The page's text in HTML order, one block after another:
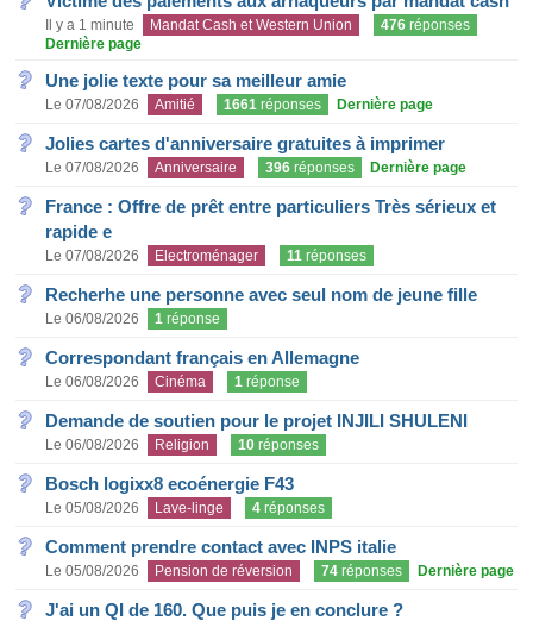
Il y a 1 minute Mandat Cash et Western Union 476 réponses
Dernière page
Une jolie texte pour sa meilleur amie
Le 07/08/2026 Amitié 1661 réponses Dernière page
Jolies cartes d'anniversaire gratuites à imprimer
Le 07/08/2026 Anniversaire 396 réponses Dernière page
France : Offre de prêt entre particuliers Très sérieux et
rapide e
Le 07/08/2026 Electroménager 11 réponses
Recherhe une personne avec seul nom de jeune fille
Le 06/08/2026 1 réponse
Correspondant français en Allemagne
Le 06/08/2026 Cinéma 1 réponse
Demande de soutien pour le projet INJILI SHULENI
Le 06/08/2026 Religion 10 réponses
Bosch logixx8 ecoénergie F43
Le 05/08/2026 Lave-linge 4 réponses
Comment prendre contact avec INPS italie
Le 05/08/2026 Pension de réversion 74 réponses Dernière page
J'ai un QI de 160. Que puis je en conclure ?